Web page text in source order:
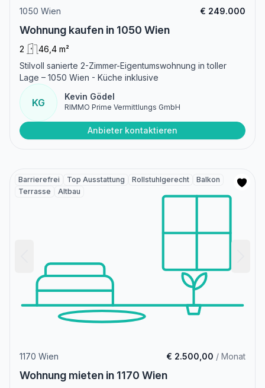
1050 Wien € 249.000
Wohnung kaufen in 1050 Wien
2
46,4 m²
Stilvoll sanierte 2-Zimmer-Eigentumswohnung in toller
Lage – 1050 Wien - Küche inklusive
KG
Kevin Gödel
RIMMO Prime Vermittlungs GmbH
Anbieter kontaktieren
Barrierefrei Top Ausstattung Rollstuhlgerecht
Balkon
Terrasse
Altbau
1170 Wien € 2.500,00 / Monat
Wohnung mieten in 1170 Wien